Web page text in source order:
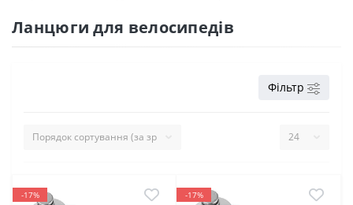
Ланцюги для велосипедів
Фільтр
-17%
-17%